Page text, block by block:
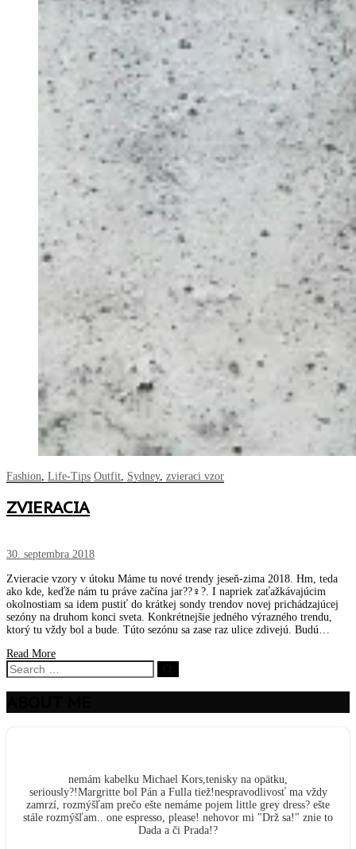
Fashion, Life-Tips Outfit, Sydney, zvieraci vzor
ZVIERACIA
30. septembra 2018
Zvieracie vzory v útoku Máme tu nové trendy jeseň-zima 2018. Hm, teda
ako kde, keďže nám tu práve začína jar??‍♀️?. I napriek zaťažkávajúcim
okolnostiam sa idem pustiť do krátkej sondy trendov novej prichádzajúcej
sezóny na druhom konci sveta. Konkrétnejšie jedného výrazného trendu,
ktorý tu vždy bol a bude. Túto sezónu sa zase raz ulice zdivejú. Budú…
Read More
nemám kabelku Michael Kors,tenisky na opätku,
seriously?!Margritte bol Pán a Fulla tiež!nespravodlivosť ma vždy
zamrzí, rozmýšľam prečo ešte nemáme pojem little grey dress? ešte
stále rozmýšľam.. one espresso, please! nehovor mi "Drž sa!" znie to
Dada a či Prada!?